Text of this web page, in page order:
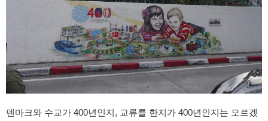
덴마크와 수교가 400년인지, 교류를 한지가 400년인지는 모르겠